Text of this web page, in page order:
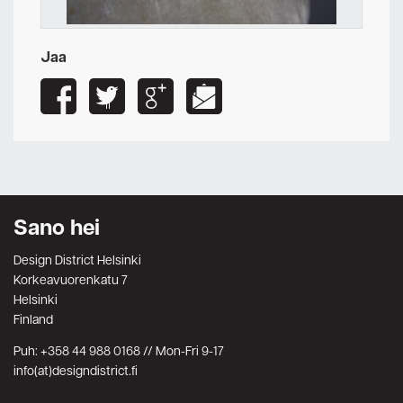
Jaa
Sano hei
Design District Helsinki
Korkeavuorenkatu 7
Helsinki
Finland
Puh: +358 44 988 0168 // Mon-Fri 9-17
info(at)designdistrict.fi